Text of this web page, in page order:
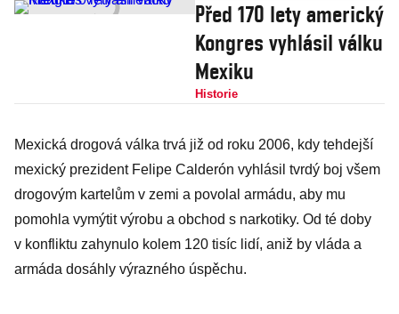
Před 170 lety americký
Kongres vyhlásil válku
Mexiku
Historie
Mexická drogová válka trvá již od roku 2006, kdy tehdejší
mexický prezident Felipe Calderón vyhlásil tvrdý boj všem
drogovým kartelům v zemi a povolal armádu, aby mu
pomohla vymýtit výrobu a obchod s narkotiky. Od té doby
v konfliktu zahynulo kolem 120 tisíc lidí, aniž by vláda a
armáda dosáhly výrazného úspěchu.